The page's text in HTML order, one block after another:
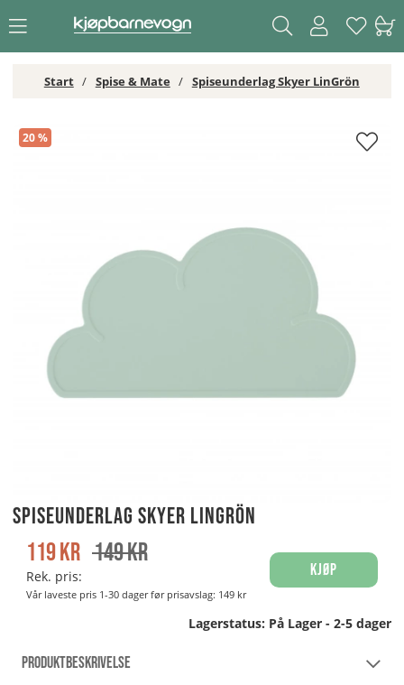
Start Spise & Mate Spiseunderlag Skyer LinGrön
20
Spiseunderlag Skyer LinGrön
Spiseunderlag Skyer LinGrön
149kr
119kr
Rek. pris:
Vår laveste pris 1-30 dager før prisavslag: 149 kr
Kjøp
Lagerstatus: På Lager - 2-5 dager
PRODUKTBESKRIVELSE